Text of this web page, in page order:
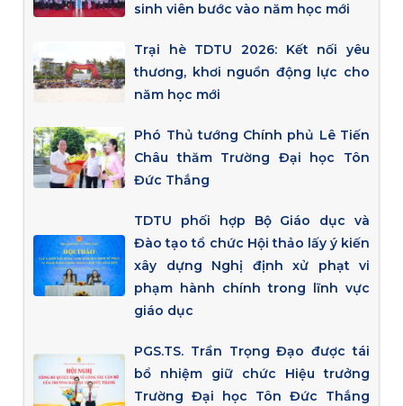
sinh viên bước vào năm học mới
Trại hè TDTU 2026: Kết nối yêu
thương, khơi nguồn động lực cho
năm học mới
Phó Thủ tướng Chính phủ Lê Tiến
Châu thăm Trường Đại học Tôn
Đức Thắng
TDTU phối hợp Bộ Giáo dục và
Đào tạo tổ chức Hội thảo lấy ý kiến
xây dựng Nghị định xử phạt vi
phạm hành chính trong lĩnh vực
giáo dục
PGS.TS. Trần Trọng Đạo được tái
bổ nhiệm giữ chức Hiệu trưởng
Trường Đại học Tôn Đức Thắng